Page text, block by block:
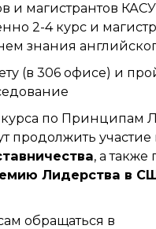
и магистрантов КАСУ
2-4 курс и
знания
(в 306 офисе) и
по Принципам
продолжить участие
, а также
Лидерства в
обращаться в